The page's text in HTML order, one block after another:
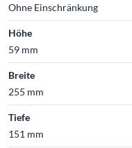
Ohne Einschränkung
Höhe
59 mm
Breite
255 mm
Tiefe
151 mm